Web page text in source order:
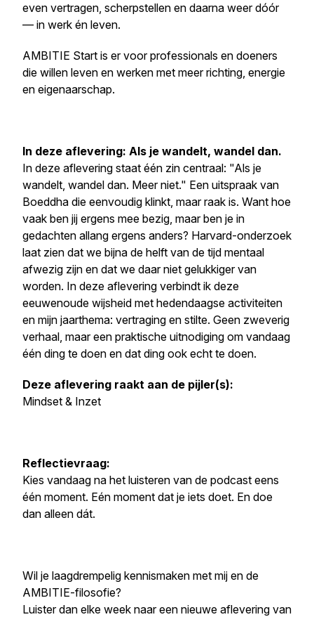
even vertragen, scherpstellen en daarna weer dóór
— in werk én leven.
AMBITIE Start is er voor professionals en doeners
die willen leven en werken met meer richting, energie
en eigenaarschap.
In deze aflevering: Als je wandelt, wandel dan.
In deze aflevering staat één zin centraal: "Als je
wandelt, wandel dan. Meer niet." Een uitspraak van
Boeddha die eenvoudig klinkt, maar raak is. Want hoe
vaak ben jij ergens mee bezig, maar ben je in
gedachten allang ergens anders? Harvard-onderzoek
laat zien dat we bijna de helft van de tijd mentaal
afwezig zijn en dat we daar niet gelukkiger van
worden. In deze aflevering verbindt ik deze
eeuwenoude wijsheid met hedendaagse activiteiten
en mijn jaarthema: vertraging en stilte. Geen zweverig
verhaal, maar een praktische uitnodiging om vandaag
één ding te doen en dat ding ook echt te doen.
Deze aflevering raakt aan de pijler(s):
Mindset & Inzet
Reflectievraag:
Kies vandaag na het luisteren van de podcast eens
één moment. Eén moment dat je iets doet. En doe
dan alleen dát.
Wil je laagdrempelig kennismaken met mij en de
AMBITIE-filosofie?
Luister dan elke week naar een nieuwe aflevering van